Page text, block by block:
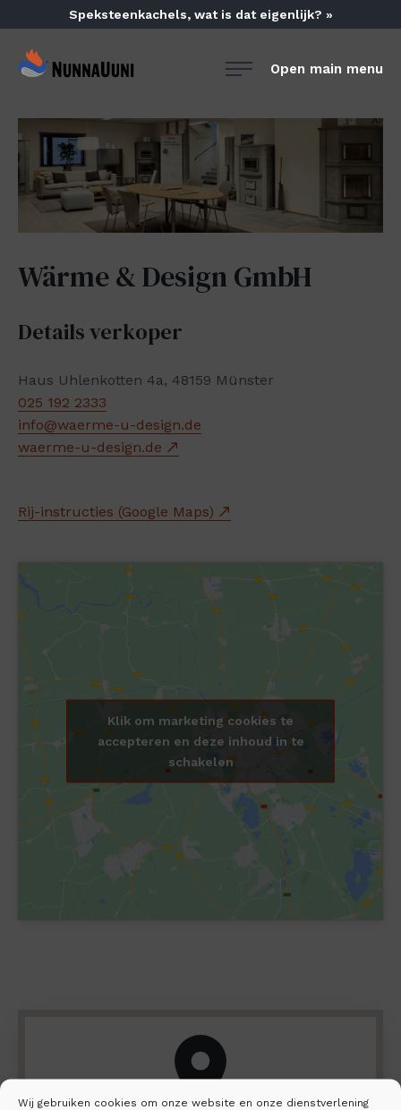
Wij gebruiken cookies om onze website en onze dienstverlening
content
Speksteenkachels, wat is dat eigenlijk? »
NunnaUuni
suomalainen
vuolukivitakka
Open main menu
Wärme & Design GmbH
Details verkoper
Haus Uhlenkotten 4a, 48159 Münster
025 192 2333
info@waerme-u-design.de
waerme-u-design.de
Rij-instructies (Google Maps)
Klik om marketing cookies te
accepteren en deze inhoud in te
schakelen